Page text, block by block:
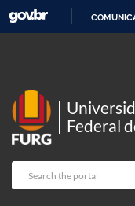
Federal